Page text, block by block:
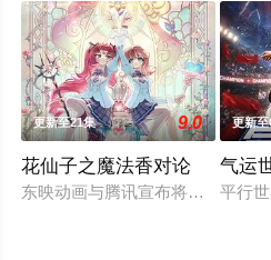
更新至21集 9.0
花仙子之魔法香对论
东映动画与腾讯宣布将联手打造
更新
气运
平行